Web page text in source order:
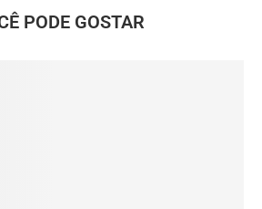
PODE GOSTAR